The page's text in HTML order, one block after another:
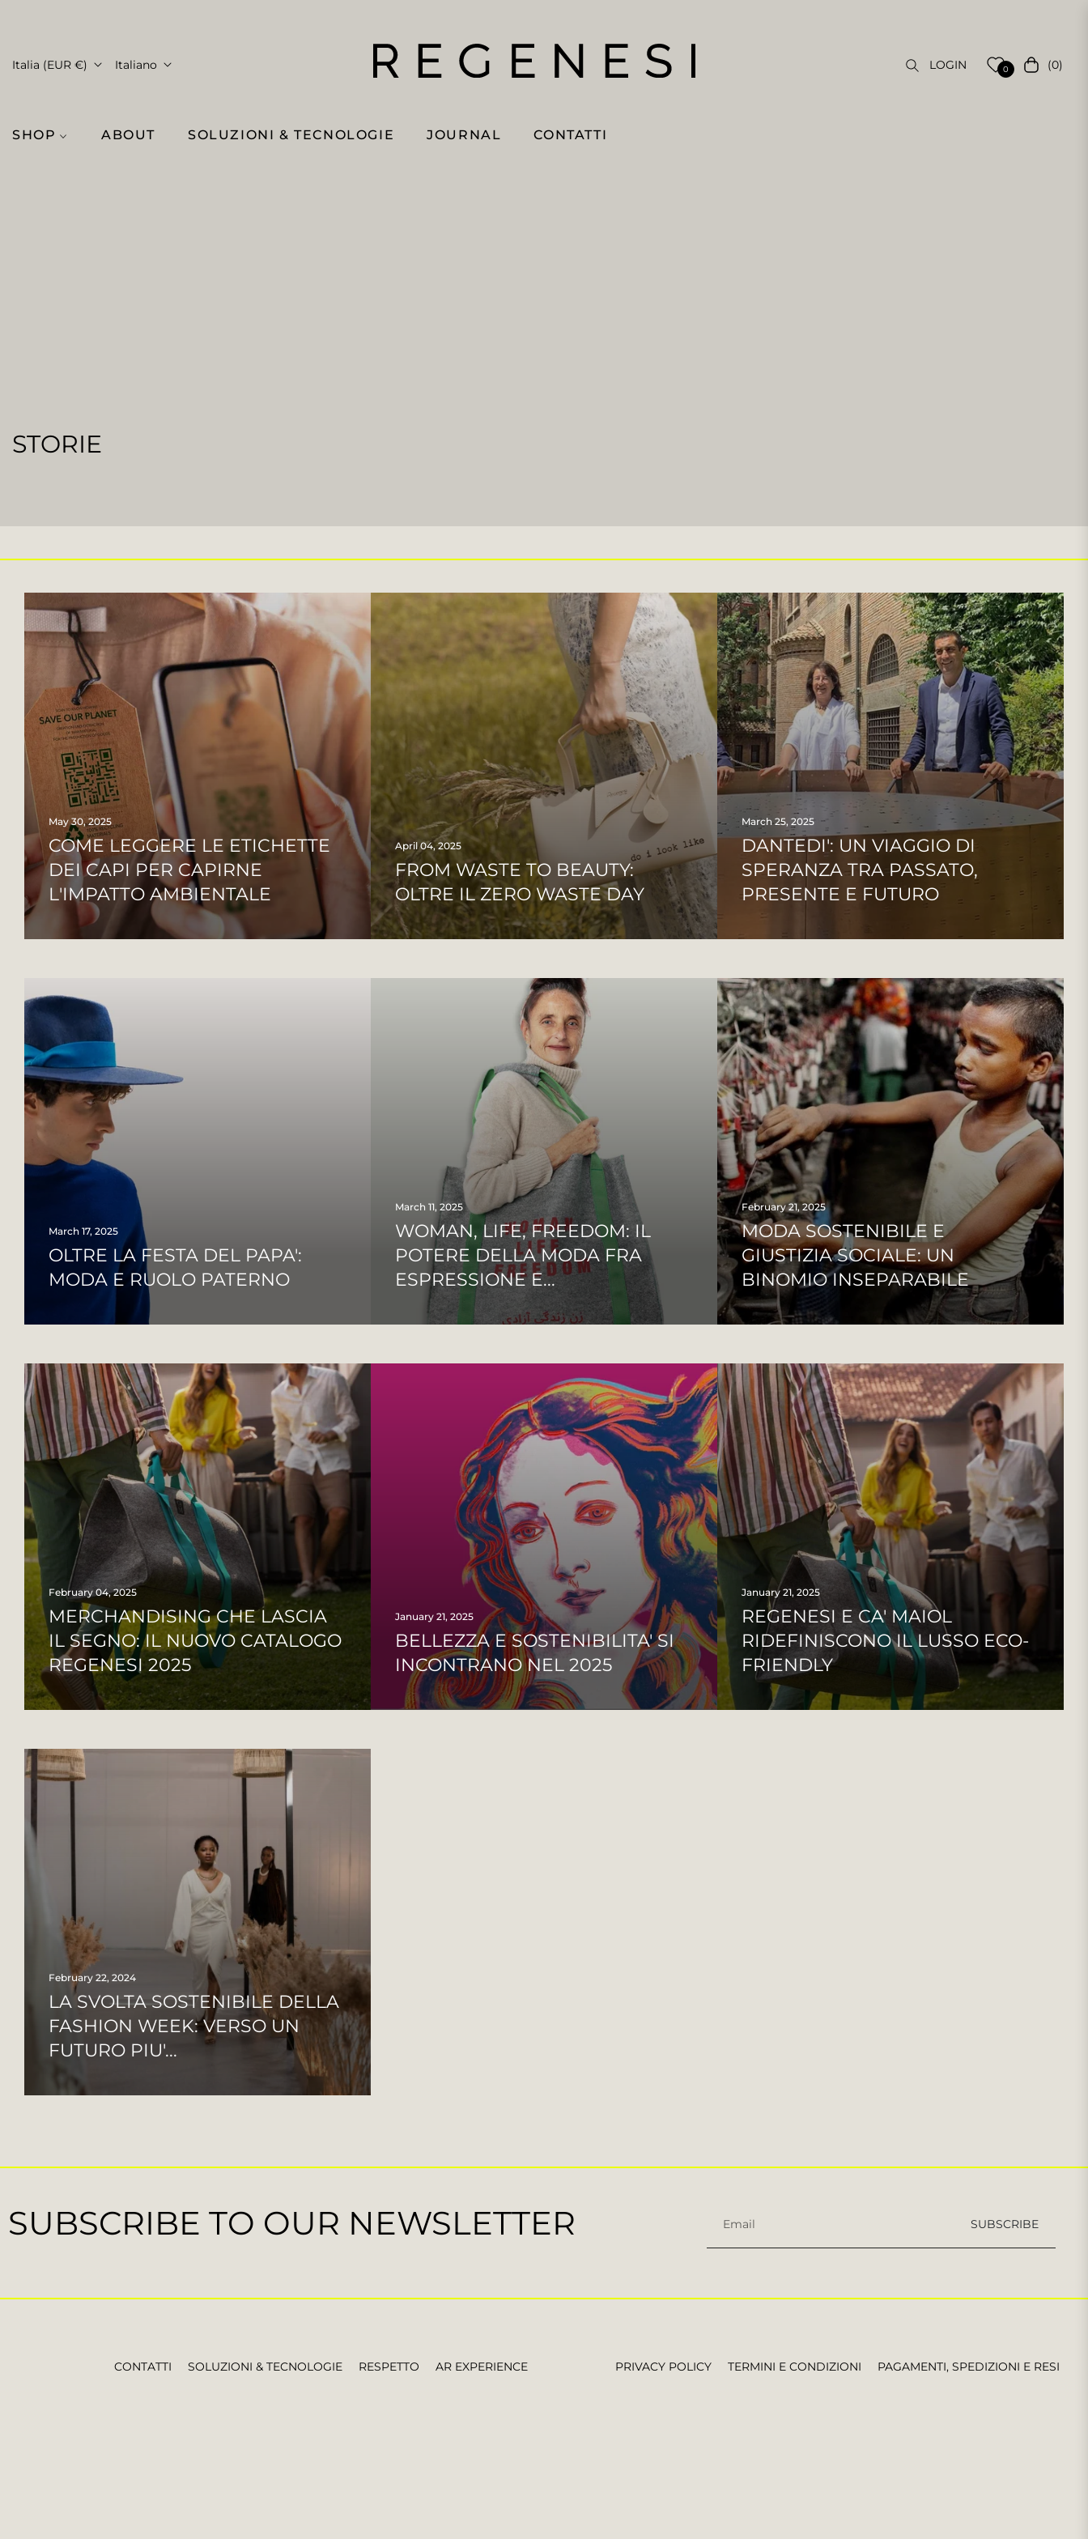
Italia (EUR €) Italiano LOGIN 0 Carrello
(0)
SHOP ABOUT SOLUZIONI & TECNOLOGIE JOURNAL CONTATTI
STORIE
May 30, 2025
COME LEGGERE LE ETICHETTE
DEI CAPI PER CAPIRNE
L'IMPATTO AMBIENTALE
April 04, 2025
FROM WASTE TO BEAUTY:
OLTRE IL ZERO WASTE DAY
March 25, 2025
DANTEDI': UN VIAGGIO DI
SPERANZA TRA PASSATO,
PRESENTE E FUTURO
March 17, 2025
OLTRE LA FESTA DEL PAPA':
MODA E RUOLO PATERNO
March 11, 2025
WOMAN, LIFE, FREEDOM: IL
POTERE DELLA MODA FRA
ESPRESSIONE E...
February 21, 2025
MODA SOSTENIBILE E
GIUSTIZIA SOCIALE: UN
BINOMIO INSEPARABILE
February 04, 2025
MERCHANDISING CHE LASCIA
IL SEGNO: IL NUOVO CATALOGO
REGENESI 2025
January 21, 2025
BELLEZZA E SOSTENIBILITA' SI
INCONTRANO NEL 2025
January 21, 2025
REGENESI E CA' MAIOL
RIDEFINISCONO IL LUSSO ECO-
FRIENDLY
February 22, 2024
LA SVOLTA SOSTENIBILE DELLA
FASHION WEEK: VERSO UN
FUTURO PIU'...
SUBSCRIBE TO OUR NEWSLETTER
le
offerte
SUBSCRIBE
AR EXPERIENCE
RESPETTO
SOLUZIONI & TECNOLOGIE
CONTATTI PAGAMENTI, SPEDIZIONI E RESI
TERMINI E CONDIZIONI
PRIVACY POLICY